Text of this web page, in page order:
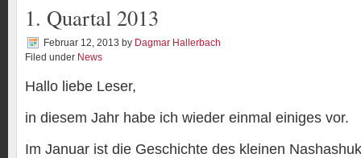
1. Quartal 2013
Februar 12, 2013 by Dagmar Hallerbach
Filed under News
Hallo liebe Leser,
in diesem Jahr habe ich wieder einmal einiges vor.
Im Januar ist die Geschichte des kleinen